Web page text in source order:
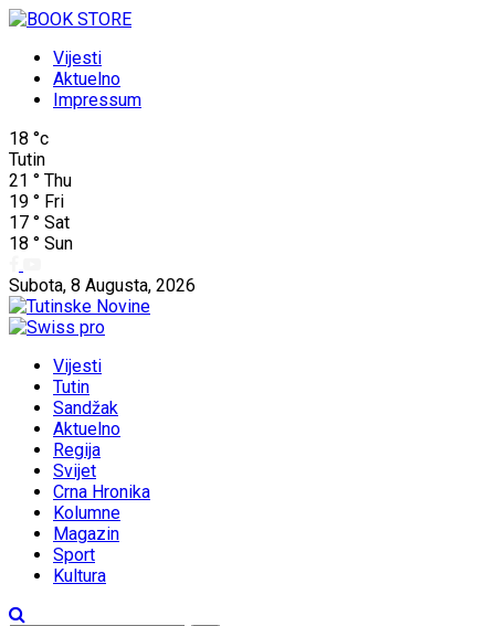
Vijesti
Aktuelno
Impressum
18 °c
Tutin
21 ° Thu
19 ° Fri
17 ° Sat
18 ° Sun
Subota, 8 Augusta, 2026
Vijesti
Tutin
Sandžak
Aktuelno
Regija
Svijet
Crna Hronika
Kolumne
Magazin
Sport
Kultura